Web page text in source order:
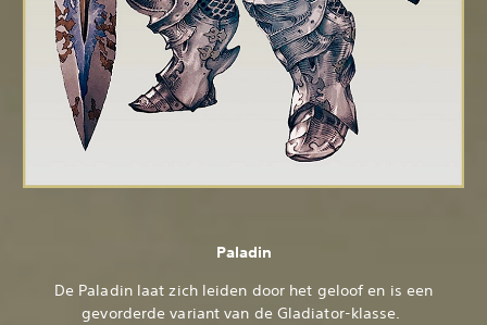
Paladin
De Paladin laat zich leiden door het geloof en is een
gevorderde variant van de Gladiator-klasse.